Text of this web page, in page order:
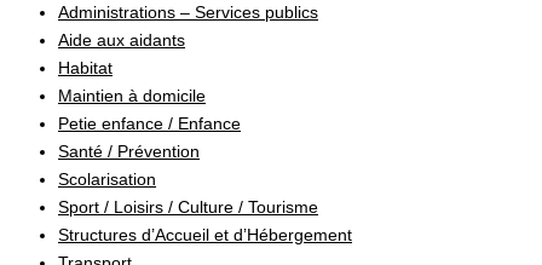
Administrations – Services publics
Aide aux aidants
Habitat
Maintien à domicile
Petie enfance / Enfance
Santé / Prévention
Scolarisation
Sport / Loisirs / Culture / Tourisme
Structures d’Accueil et d’Hébergement